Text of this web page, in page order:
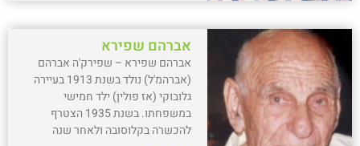
אברהם שפירא
אברהם שפירא – שפירק'ה אברהם
(אברהמ'ל) נולד בשנת 1913 בעיירה
גלובוקי (אז פולין) ילד חמישי
במשפחתו. בשנת 1935 הצטרף
להכשרה בקלוסובה ולאחר שנה